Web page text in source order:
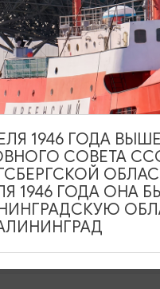
Чем заняться
Где
центр
1946 ГОДА
СОВЕТА
1946 ГОДА ОНА